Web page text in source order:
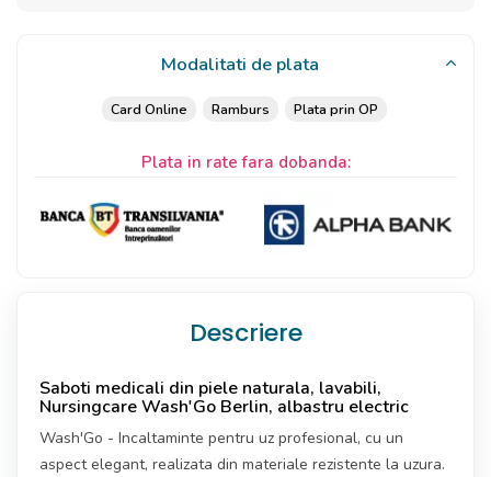
Modalitati de plata
Card Online Ramburs Plata prin OP
Plata in rate fara dobanda:
Descriere
Saboti medicali din piele naturala, lavabili,
Nursingcare Wash'Go Berlin, albastru electric
Wash'Go - Incaltaminte pentru uz profesional, cu un
aspect elegant, realizata din materiale rezistente la uzura.